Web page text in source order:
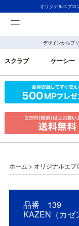
オリジナルエプロ
デザインからプ
スクラブ ケーシー
ホーム > オリジナルエプ
品番 139
KAZEN（カゼ